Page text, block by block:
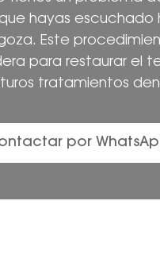
hayas escuchado
Este
para restaurar el
tratamientos
por